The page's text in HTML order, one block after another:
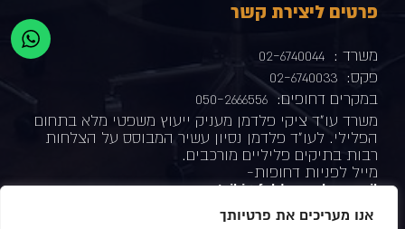
אנו מעריכים את פרטיותך
פרטים ליצירת קשר
משרד :
02-6740044
פקס:
02-6740033
במקרים דחופים: 050-2666556
משרד עו"ד ציקי פלדמן מעניק ייעוץ משפטי מלא בתחום
הפלילי. לעו"ד פלדמן נסיון עשיר המבוסס על הצלחות
רבות בתיקים פליליים מורכבים.
מייל לפניות דחופות-
tsiki@feldman-law.co.il
כתובת המשרד- ת"א –רחוב ברקוביץ' 4 מגדל המוזיאון